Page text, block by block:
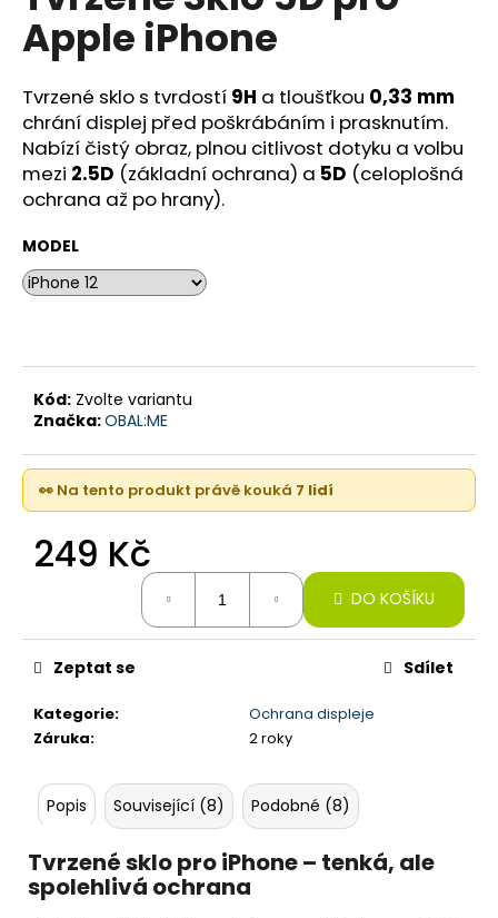
0,0
z
hvězdiček.
Apple iPhone
Tvrzené sklo s tvrdostí 9H a tloušťkou 0,33 mm
chrání displej před poškrábáním i prasknutím.
Nabízí čistý obraz, plnou citlivost dotyku a volbu
mezi 2.5D (základní ochrana) a 5D (celoplošná
ochrana až po hrany).
MODEL
Kód: Zvolte variantu
Značka:OBAL:ME
👀 Na tento produkt právě kouká 7 lidí
249 Kč
DO KOŠÍKU
Kategorie:
Ochrana displeje
Záruka: 2 roky
Zeptat se Sdílet
Popis Související (8) Podobné (8)
Tvrzené sklo pro iPhone – tenká, ale
spolehlivá ochrana
a
j
í
t
?
p
o
r
u
č
15
PRO,
256GB,
TITANIUM
(STAV
A-)
22
590
Kč